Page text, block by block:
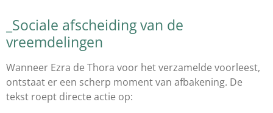
_Sociale afscheiding van de
vreemdelingen
Wanneer Ezra de Thora voor het verzamelde voorleest,
ontstaat er een scherp moment van afbakening. De
tekst roept directe actie op: